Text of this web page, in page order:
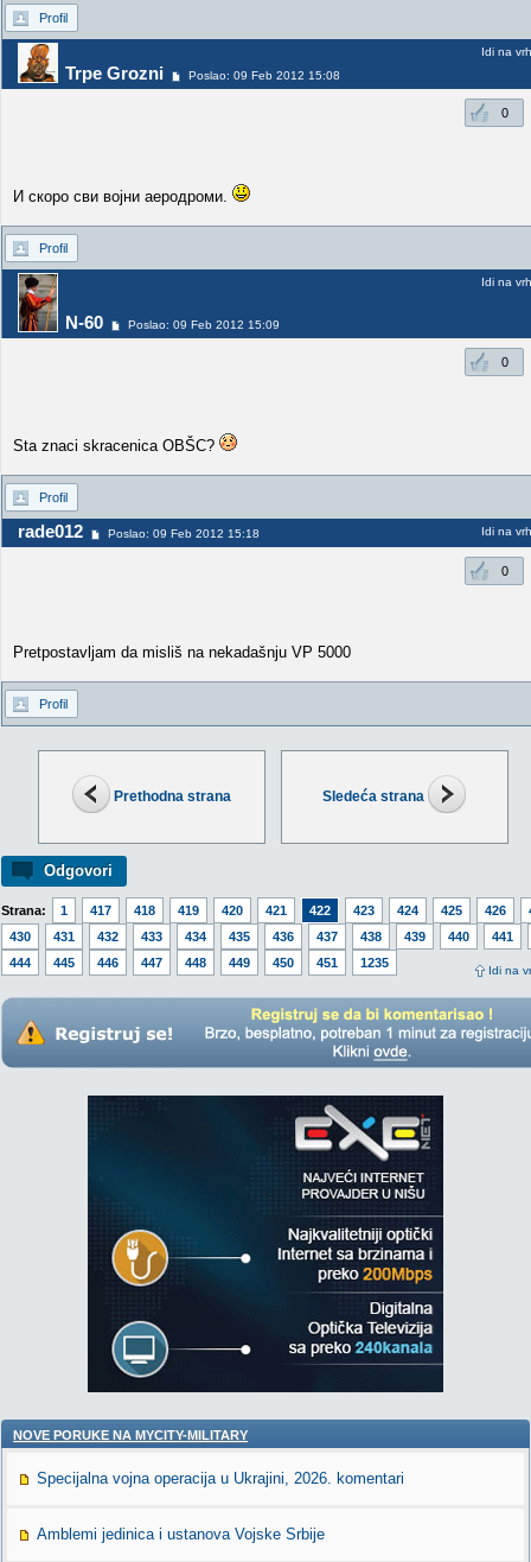
Prethodna strana Sledeća strana
Odgovori
Strana: 1 417 418 419 420 421 422 423 424 425 426
430
431 432 433 434 435 436 437 438 439 440
441
444
445 446 447 448 449 450 451 1235
Idi na
Profil
Trpe Grozni Poslao: 09 Feb 2012 15:08
Idi na vrh
0
И скоро сви војни аеродроми.
Profil
N-60 Poslao: 09 Feb 2012 15:09
Idi na vrh
0
Sta znaci skracenica OBŠC?
Profil
rade012 Poslao: 09 Feb 2012 15:18 Idi na vrh
0
Pretpostavljam da misliš na nekadašnju VP 5000
Profil
NOVE PORUKE NA MYCITY-MILITARY
Specijalna vojna operacija u Ukrajini, 2026. komentari
Amblemi jedinica i ustanova Vojske Srbije